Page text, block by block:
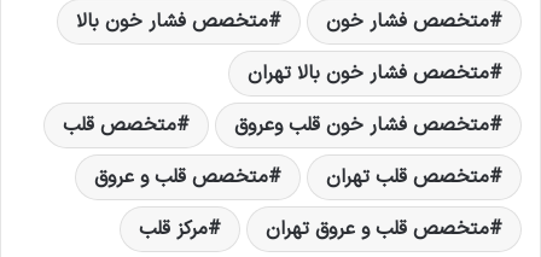
متخصص فشار خون
متخصص فشار خون بالا
متخصص فشار خون بالا تهران
متخصص فشار خون قلب وعروق
متخصص قلب
متخصص قلب تهران
متخصص قلب و عروق
متخصص قلب و عروق تهران
مرکز قلب